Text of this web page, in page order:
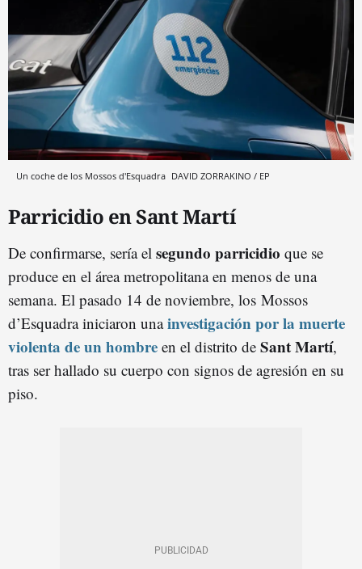
Un coche de los Mossos d'Esquadra DAVID ZORRAKINO / EP
Parricidio en Sant Martí
De confirmarse, sería el segundo parricidio que se
produce en el área metropolitana en menos de una
semana. El pasado 14 de noviembre, los Mossos
d’Esquadra iniciaron unainvestigación por la muerte
violenta de un hombre en el distrito de Sant Martí,
tras ser hallado su cuerpo con signos de agresión en su
piso.